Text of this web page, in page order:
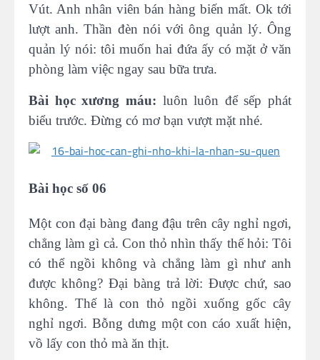
Vút. Anh nhân viên bán hàng biến mất. Ok tới
lượt anh. Thần đèn nói với ông quản lý. Ông
quản lý nói: tôi muốn hai đứa ấy có mặt ở văn
phòng làm việc ngay sau bữa trưa.
Bài học xương máu: luôn luôn để sếp phát
biểu trước. Đừng có mơ bạn vượt mặt nhé.
Bài học số 06
Một con đại bàng đang đậu trên cây nghỉ ngơi,
chẳng làm gì cả. Con thỏ nhìn thấy thế hỏi: Tôi
có thể ngồi không và chẳng làm gì như anh
được không? Ðại bàng trả lời: Được chứ, sao
không. Thế là con thỏ ngồi xuống gốc cây
nghỉ ngơi. Bỗng dưng một con cáo xuất hiện,
vồ lấy con thỏ mà ăn thịt.